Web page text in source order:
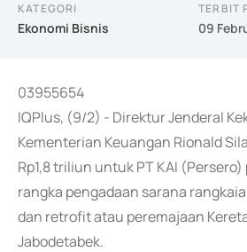
KATEGORI
Ekonomi Bisnis
TERBIT
09
03955654
IQPlus, (9/2) - Direktur Jenderal
Kementerian Keuangan Rionald
Rp1,8 triliun untuk PT KAI
rangka pengadaan sarana
dan retrofit atau peremajaan
Jabodetabek.